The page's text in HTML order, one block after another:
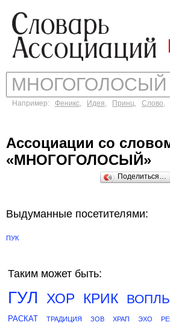
Например: Феникс, Идея, Принц, Слово,
Ассоциации со
«МНОГОГОЛОСЫЙ»
Поделиться…
Выдуманные посетителями:
ПУК
Таким может быть:
ГУЛ ХОР КРИК ВОПЛЬ
РАСКАТ
ТРАДИЦИЯ ЗОВ ХРАП ЭХО